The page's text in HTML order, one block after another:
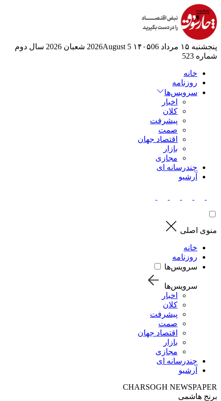
پنجشنبه ۱۵ مرداد ۱۴۰۵ 06 2026August 5 شعبان 2026
سال دوم
شماره 523
خانه
روزنامه
سرویس‌ها
اخبار
کلان
پیشرفت
صمت
اقتصاد جهان
بازار
مجازی
چندرسانه ای
آرشیو
منوی اصلی
خانه
روزنامه
سرویس‌ها
سرویس‌ها
اخبار
کلان
پیشرفت
صمت
اقتصاد جهان
بازار
مجازی
چندرسانه ای
آرشیو
CHARSOGH NEWSPAPER
برنج هاشمی